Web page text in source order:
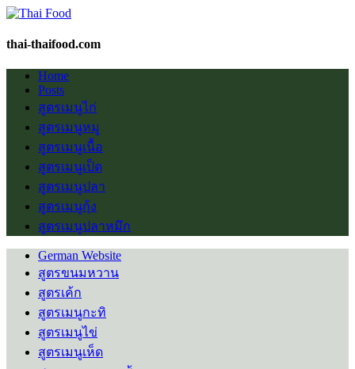
thai-thaifood.com
Home
Posts
สูตรเมนูไก่
สูตรเมนูหมู
สูตรเมนูเนื้อ
สูตรเมนูเป็ด
สูตรเมนูปลา
สูตรเมนูกุ้ง
สูตรเมนูปลาหมึก
German Website
สูตรขนมหวาน
สูตรเค้ก
สูตรเมนูกะทิ
สูตรเมนูไข่
สูตรเมนูเห็ด